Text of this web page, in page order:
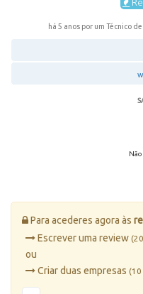
há 5 anos por um Técnico
Para acederes agora às
Escrever uma review
ou
Criar duas empresas (10